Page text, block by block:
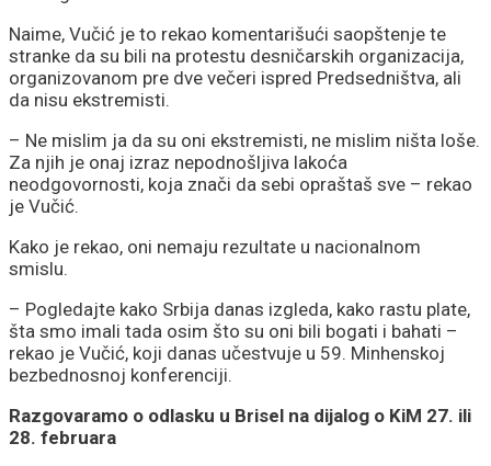
Naime, Vučić je to rekao komentarišući saopštenje te
stranke da su bili na protestu desničarskih organizacija,
organizovanom pre dve večeri ispred Predsedništva, ali
da nisu ekstremisti.
– Ne mislim ja da su oni ekstremisti, ne mislim ništa loše.
Za njih je onaj izraz nepodnošljiva lakoća
neodgovornosti, koja znači da sebi opraštaš sve – rekao
je Vučić.
Kako je rekao, oni nemaju rezultate u nacionalnom
smislu.
– Pogledajte kako Srbija danas izgleda, kako rastu plate,
šta smo imali tada osim što su oni bili bogati i bahati –
rekao je Vučić, koji danas učestvuje u 59. Minhenskoj
bezbednosnoj konferenciji.
Razgovaramo o odlasku u Brisel na dijalog o KiM 27. ili
28. februara